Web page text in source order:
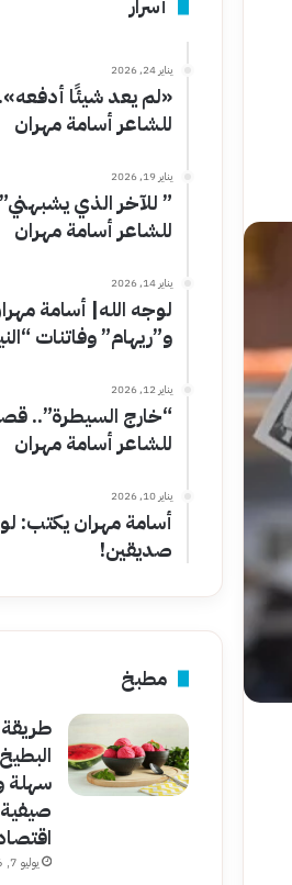
أسرار
يناير 24, 2026
«لم يعد شيئًا
للشاعر أسامة مهران
يناير 19, 2026
” للآخر الذي
للشاعر أسامة مهران
يناير 14, 2026
لوجه الله| أسامة
و”ريهام” وفاتنات
يناير 12, 2026
“خارج السيطرة”..
للشاعر أسامة مهران
يناير 10, 2026
أسامة مهران يكتب:
صديقين!
مطبخ
سهلة
يوليو 7, 2026